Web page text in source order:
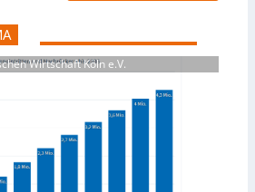
Wirtschaft Köln e.V.